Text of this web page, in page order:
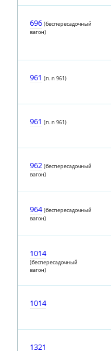
696 (беспересадочный
вагон)
961 (п. n 961)
961 (п. n 961)
962 (беспересадочный
вагон)
964 (беспересадочный
вагон)
1014
(беспересадочный
вагон)
1014
1321